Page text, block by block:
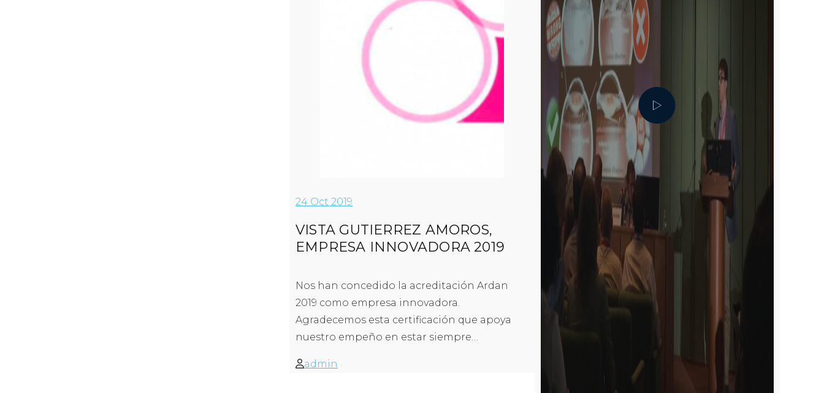
24 Oct 2019
VISTA GUTIERREZ AMOROS,
EMPRESA INNOVADORA 2019
Nos han concedido la acreditación Ardan
2019 como empresa innovadora.
Agradecemos esta certificación que apoya
nuestro empeño en estar siempre…
admin